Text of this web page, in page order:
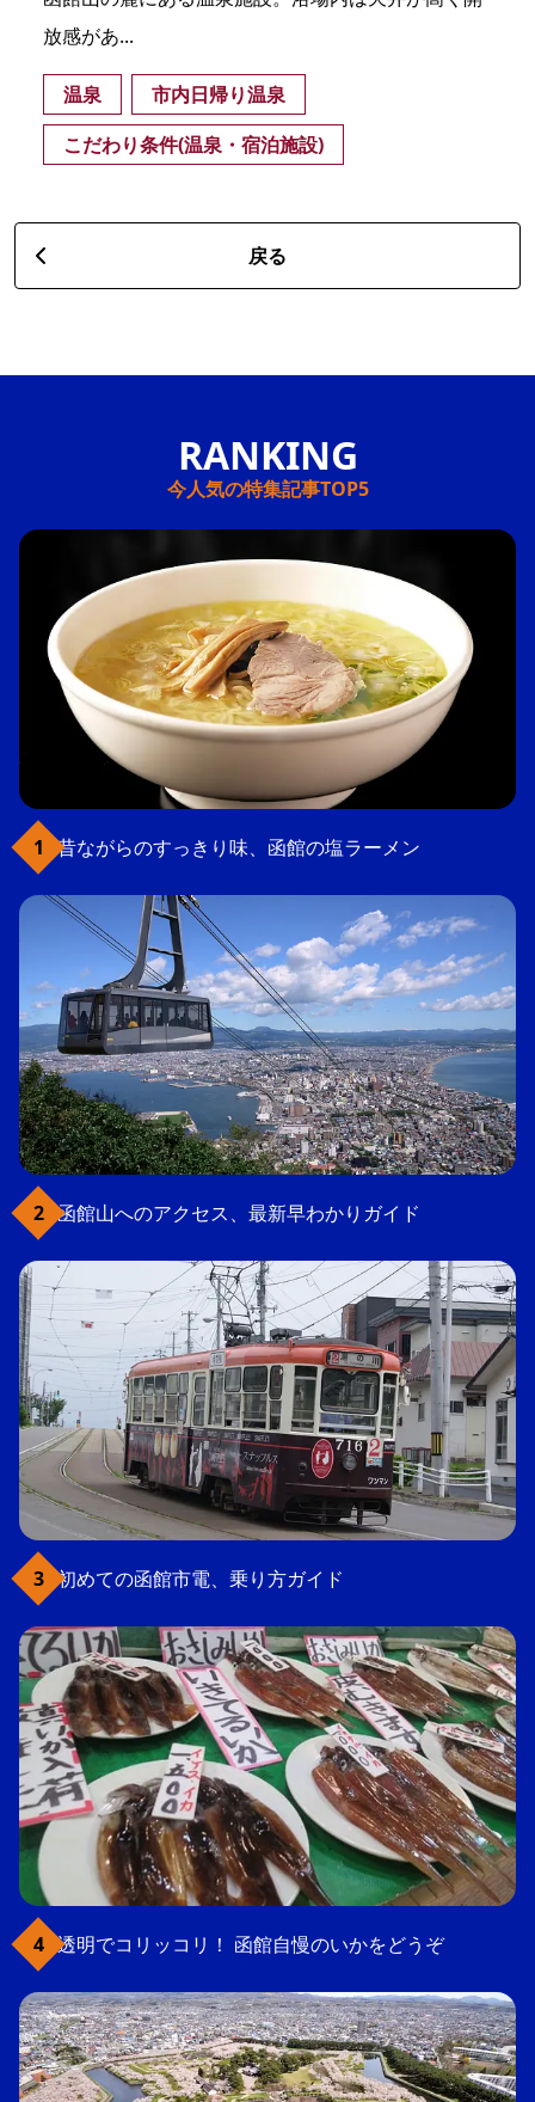
放感があ...
温泉
市内日帰り温泉
こだわり条件(温泉・宿泊施設)
戻る
今人気の特集記事TOP5
昔ながらのすっきり味、函館の塩ラーメン
函館山へのアクセス、最新早わかりガイド
初めての函館市電、乗り方ガイド
透明でコリッコリ！ 函館自慢のいかをどうぞ